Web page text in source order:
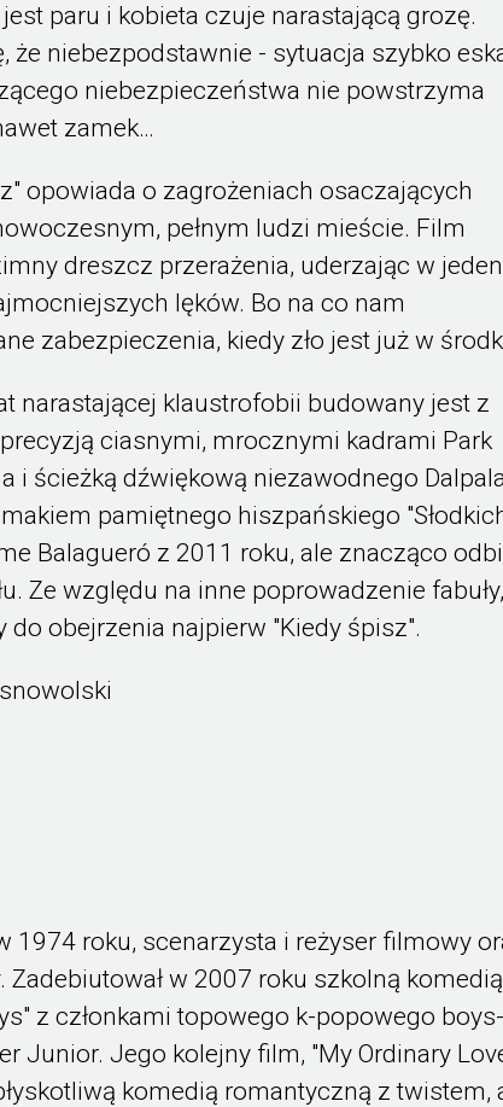
paru i kobieta czuje narastającą grozę.
że niebezpodstawnie - sytuacja szybko
niebezpieczeństwa nie powstrzyma
zamek…
opowiada o zagrożeniach osaczających
pełnym ludzi mieście. Film
dreszcz przerażenia, uderzając w
lęków. Bo na co nam
zabezpieczenia, kiedy zło jest już w
narastającej klaustrofobii budowany jest z
ciasnymi, mrocznymi kadrami Park
i ścieżką dźwiękową niezawodnego
pamiętnego hiszpańskiego
Balagueró z 2011 roku, ale znacząco
Ze względu na inne poprowadzenie fabuły,
do obejrzenia najpierw "Kiedy śpisz".
1974 roku, scenarzysta i reżyser filmowy
Zadebiutował w 2007 roku szkolną komedią
z członkami topowego k-popowego boys-
Junior. Jego kolejny film, "My Ordinary
komedią romantyczną z twistem,